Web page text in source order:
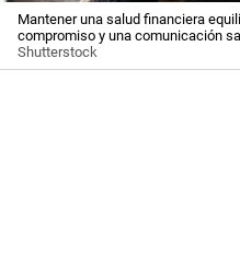
Mantener una salud financiera
compromiso y una comunicación
Shutterstock